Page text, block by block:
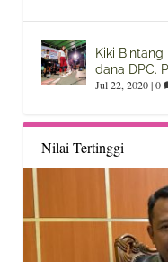
Kiki
dana DPC.
Jul 22, 2020|0
Nilai Tertinggi